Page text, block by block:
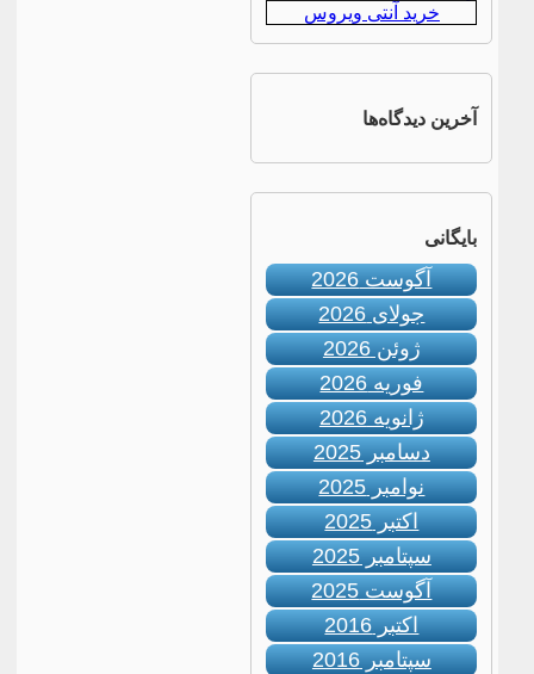
خرید آنتی ویروس
آخرین دیدگاه‌ها
بایگانی
آگوست 2026
جولای 2026
ژوئن 2026
فوریه 2026
ژانویه 2026
دسامبر 2025
نوامبر 2025
اکتبر 2025
سپتامبر 2025
آگوست 2025
اکتبر 2016
سپتامبر 2016